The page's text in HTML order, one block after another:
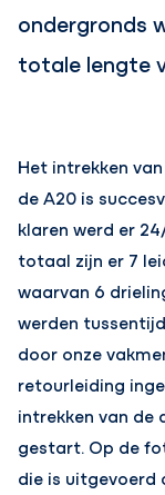
ondergronds
totale lengte
Het intrekken
de A20 is
klaren werd er
totaal zijn er 7
waarvan 6
werden
door onze
retourleiding
intrekken van de
gestart. Op de
die is uitgevoerd